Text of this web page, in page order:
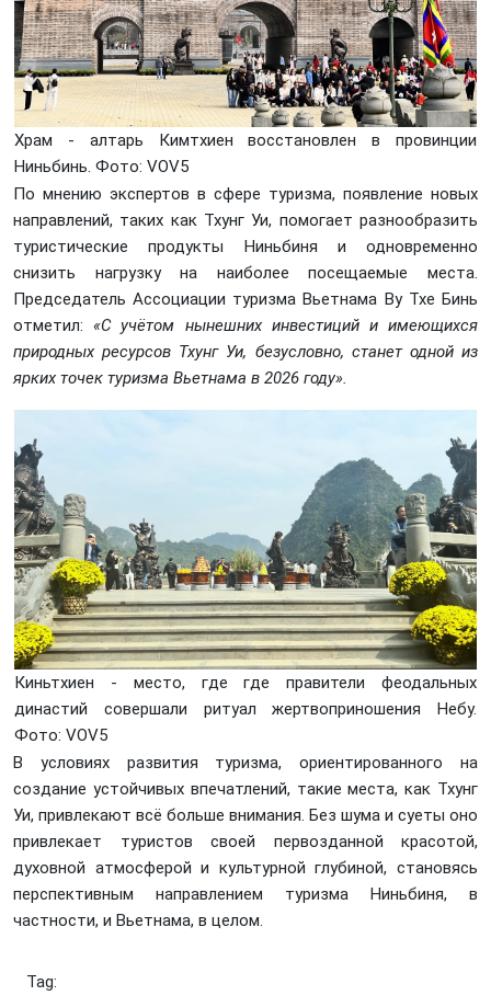
Храм - алтарь Кимтхиен восстановлен в провинции
Ниньбинь. Фото: VOV5
По мнению экспертов в сфере туризма, появление новых
направлений, таких как Тхунг Уи, помогает разнообразить
туристические продукты Ниньбиня и одновременно
снизить нагрузку на наиболее посещаемые места.
Председатель Ассоциации туризма Вьетнама Ву Тхе Бинь
отметил:«С учётом нынешних инвестиций и имеющихся
природных ресурсов Тхунг Уи, безусловно, станет одной из
ярких точек туризма Вьетнама в 2026 году».
Киньтхиен - место, где где правители феодальных
династий совершали ритуал жертвоприношения Небу.
Фото: VOV5
В условиях развития туризма, ориентированного на
создание устойчивых впечатлений, такие места, как Тхунг
Уи, привлекают всё больше внимания. Без шума и суеты оно
привлекает туристов своей первозданной красотой,
духовной атмосферой и культурной глубиной, становясь
перспективным направлением туризма Ниньбиня, в
частности, и Вьетнама, в целом.
Tag: